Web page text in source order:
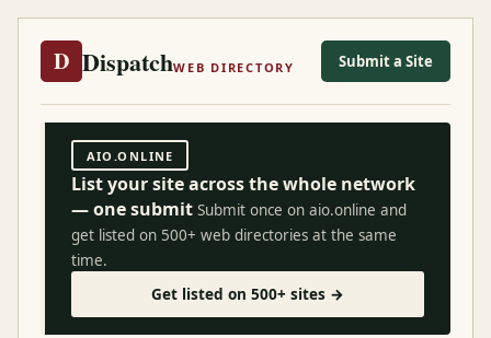
D DispatchWEB DIRECTORY Submit a Site
AIO.ONLINE
List your site across the whole network
— one submit Submit once on aio.online and
get listed on 500+ web directories at the same
time.
Get listed on 500+ sites →